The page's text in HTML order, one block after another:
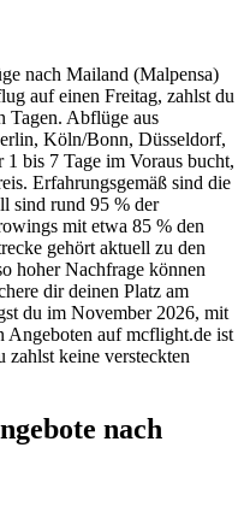
nach Mailand (Malpensa)
auf einen Freitag, zahlst du
Tagen. Abflüge aus
Köln/Bonn, Düsseldorf,
bis 7 Tage im Voraus bucht,
Erfahrungsgemäß sind die
sind rund 95 % der
mit etwa 85 % den
gehört aktuell zu den
hoher Nachfrage können
dir deinen Platz am
du im November 2026, mit
Angeboten auf mcflight.de ist
zahlst keine versteckten
nach